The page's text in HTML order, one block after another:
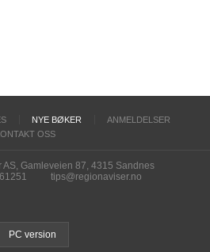
NYE BØKER
ANMELDELSER
OSS
Gamleveien 87, 4315 Sandnes
tips@regionaviser.no
PC version